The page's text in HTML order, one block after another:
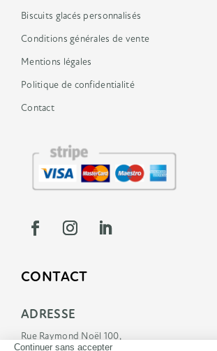
Biscuits glacés personnalisés
Conditions générales de vente
Mentions légales
Politique de confidentialité
Contact
CONTACT
ADRESSE
Rue Raymond Noël 100,